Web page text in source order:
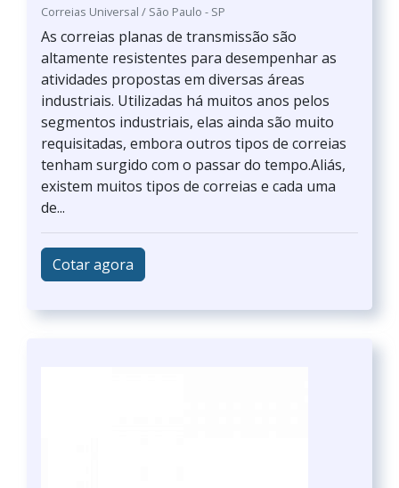
Correias Universal / São Paulo - SP
As correias planas de transmissão são
altamente resistentes para desempenhar as
atividades propostas em diversas áreas
industriais. Utilizadas há muitos anos pelos
segmentos industriais, elas ainda são muito
requisitadas, embora outros tipos de correias
tenham surgido com o passar do tempo.Aliás,
existem muitos tipos de correias e cada uma
de...
Cotar agora